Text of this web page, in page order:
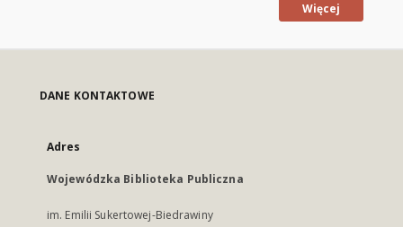
Więcej
DANE KONTAKTOWE
Adres
Wojewódzka Biblioteka Publiczna
im. Emilii Sukertowej-Biedrawiny